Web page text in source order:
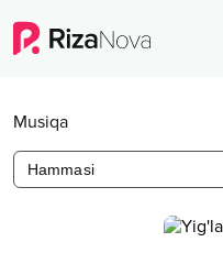
Musiqa
Hammasi